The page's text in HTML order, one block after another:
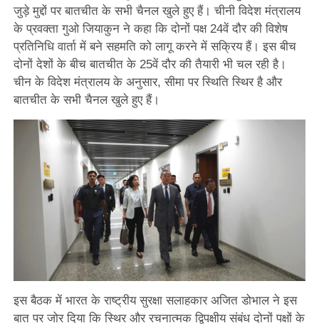
जुड़े मुद्दों पर बातचीत के सभी चैनल खुले हुए हैं। चीनी विदेश मंत्रालय
के प्रवक्ता गुओ जियाकुन ने कहा कि दोनों पक्ष 24वें दौर की विशेष
प्रतिनिधि वार्ता में बने सहमति को लागू करने में सक्रिय हैं। इस बीच
दोनों देशों के बीच बातचीत के 25वें दौर की तैयारी भी चल रही है।
चीन के विदेश मंत्रालय के अनुसार, सीमा पर स्थिति स्थिर है और
बातचीत के सभी चैनल खुले हुए हैं।
इस बैठक में भारत के राष्ट्रीय सुरक्षा सलाहकार अजित डोभाल ने इस
बात पर जोर दिया कि स्थिर और रचनात्मक द्विपक्षीय संबंध दोनों पक्षों के